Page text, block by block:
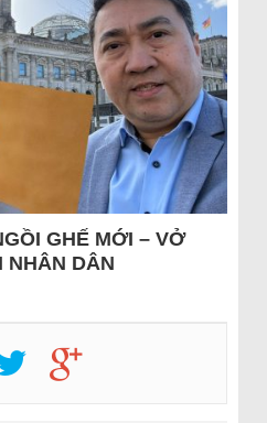
GHẾ MỚI – VỞ
NHÂN DÂN